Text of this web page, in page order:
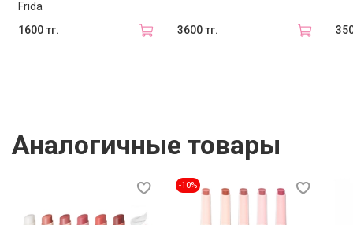
Способ применения
Нанесите бальзам-помаду непосредственно на губы.
Frida
1600 тг.
3600 тг.
Аналогичные товары
-10%